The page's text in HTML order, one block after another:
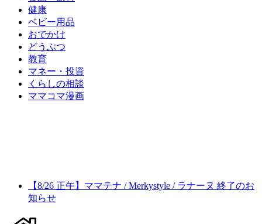
健康
ベビー用品
おでかけ
どうぶつ
教育
マネー・投資
くらしの相談
ママコマ漫画
【8/26 正午】ママテナ / Merkystyle / ラナーヌ 終了のお
知らせ